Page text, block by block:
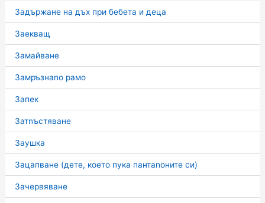
Задържане на дъх при бебета и деца
Заекващ
Замайване
Замръзнаnо рамо
Запек
Затnъстяване
Заушка
Зацапване (дете, което пука пантаnоните си)
Зачервяване